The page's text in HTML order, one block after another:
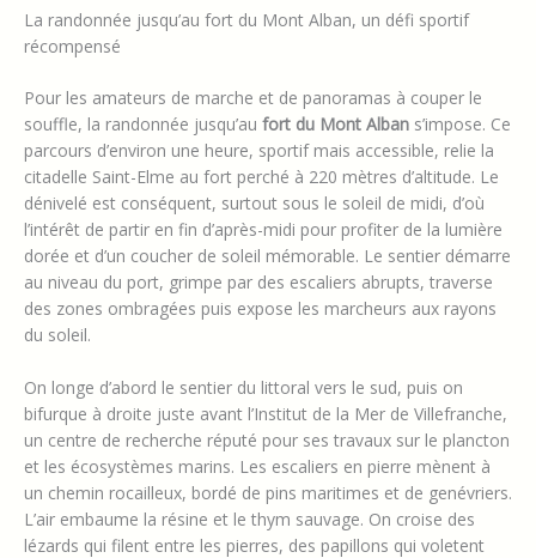
La randonnée jusqu’au fort du Mont Alban, un défi sportif
récompensé
Pour les amateurs de marche et de panoramas à couper le
souffle, la randonnée jusqu’au fort du Mont Alban s’impose. Ce
parcours d’environ une heure, sportif mais accessible, relie la
citadelle Saint-Elme au fort perché à 220 mètres d’altitude. Le
dénivelé est conséquent, surtout sous le soleil de midi, d’où
l’intérêt de partir en fin d’après-midi pour profiter de la lumière
dorée et d’un coucher de soleil mémorable. Le sentier démarre
au niveau du port, grimpe par des escaliers abrupts, traverse
des zones ombragées puis expose les marcheurs aux rayons
du soleil.
On longe d’abord le sentier du littoral vers le sud, puis on
bifurque à droite juste avant l’Institut de la Mer de Villefranche,
un centre de recherche réputé pour ses travaux sur le plancton
et les écosystèmes marins. Les escaliers en pierre mènent à
un chemin rocailleux, bordé de pins maritimes et de genévriers.
L’air embaume la résine et le thym sauvage. On croise des
lézards qui filent entre les pierres, des papillons qui voletent